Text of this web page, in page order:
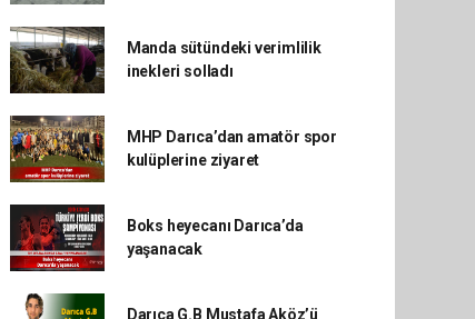
Manda sütündeki verimlilik
inekleri solladı
MHP Darıca’dan amatör spor
kulüplerine ziyaret
Boks heyecanı Darıca’da
yaşanacak
Darıca G.B Mustafa Aköz’ü